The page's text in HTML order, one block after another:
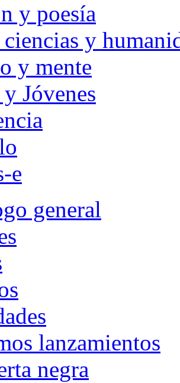
y poesía
y
y mente
Jóvenes
e
general
lanzamientos
negra